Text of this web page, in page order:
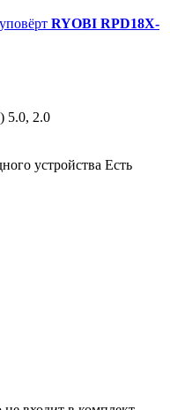
RYOBI RPD18X-
5.0, 2.0
устройства Есть